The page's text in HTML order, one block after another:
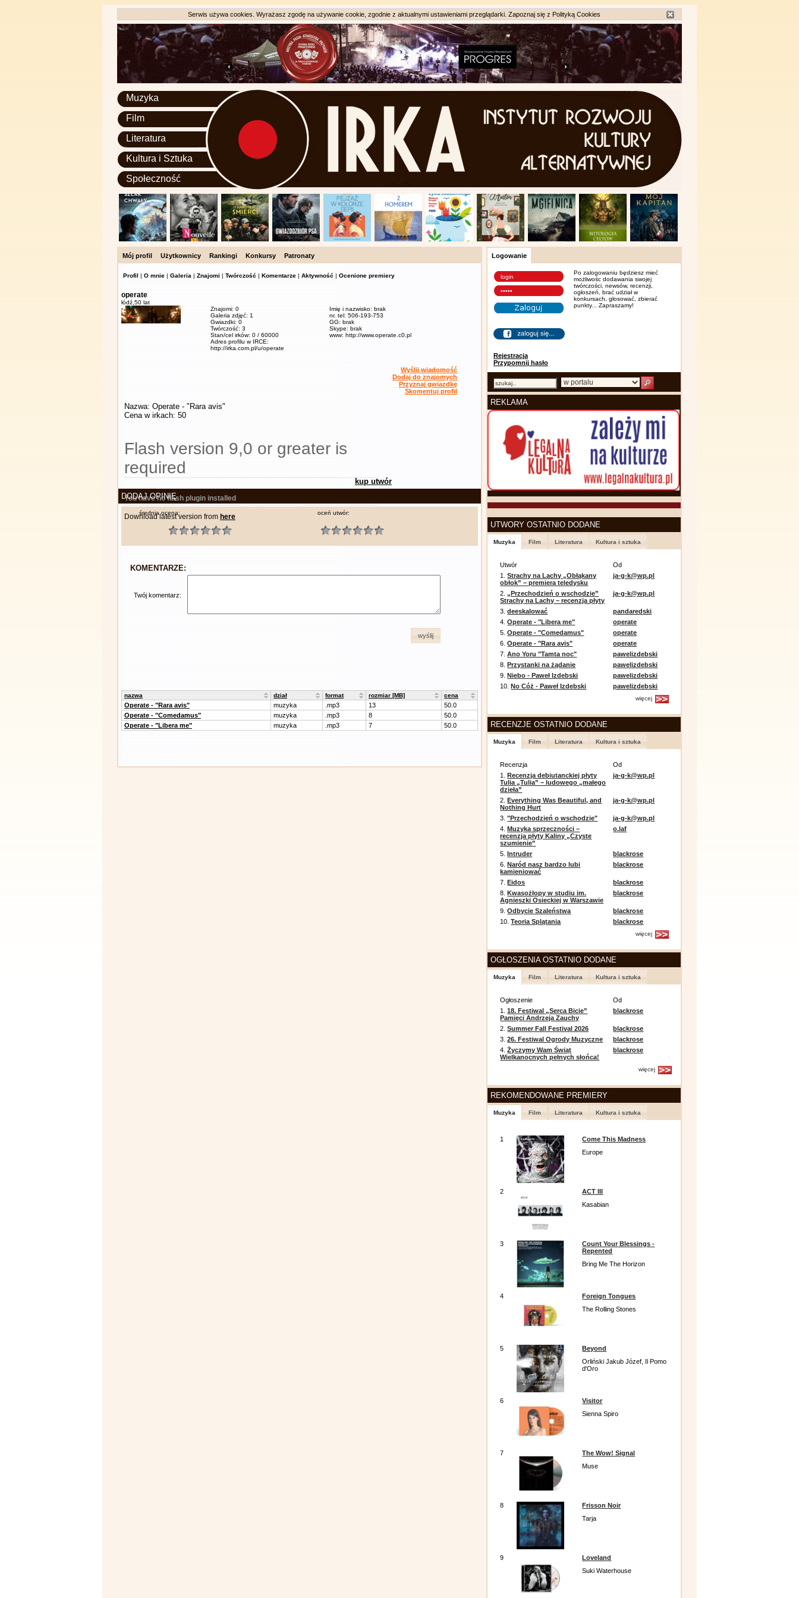
Serwis używa cookies. Wyrażasz zgodę na używanie cookie, zgodnie z aktualnymi ustawieniami przeglądarki. Zapoznaj się z Polityką Cookies
Muzyka
Film
Literatura
Kultura i Sztuka
Społeczność
Mój profil Użytkownicy Rankingi Konkursy Patronaty
Profil | O mnie | Galeria | Znajomi | Twórczość | Komentarze | Aktywność | Ocenione premiery
operate
łódź, 50 lat
Znajomi: 0
Galeria zdjęć: 1
Gwiazdki: 0
Twórczość: 3
Stan/cel irków: 0 / 60000
Adres profilu w IRCE:
http://irka.com.pl/u/operate
Imię i nazwisko: brak
nr. tel: 506-193-753
GG: brak
Skype: brak
www: http://www.operate.c0.pl
Wyślij wiadomość
Dodaj do znajomych
Przyznaj gwiazdkę
Skomentuj profil
Nazwa: Operate - "Rara avis"
Cena w irkach: 50
Flash version 9,0 or greater is
required
You have no flash plugin installed
Download latest version from here
kup utwór
DODAJ OPINIĘ
średnia ocena: oceń utwór:
KOMENTARZE:
Twój komentarz:
wyślij
nazwa dział format rozmiar [MB] cena
Operate - "Rara avis" muzyka .mp3 13
50.0
Operate - "Comedamus"
muzyka .mp3 8
50.0
Operate - "Libera me"
muzyka .mp3 7 50.0
Logowanie
Rejestracja
Przypomnij hasło
Po zalogowaniu będziesz mieć
możliwośc dodawania swojej
twórczości, newsów, recenzji,
ogłoszeń, brać udział w
konkursach, głosować, zbierać
punkty... Zapraszamy!
REKLAMA
UTWORY OSTATNIO DODANE
Muzyka Film Literatura Kultura i sztuka
Utwór
Od
1.Strachy na Lachy „Obłąkany
obłok” – premiera teledysku
ja-g-k@wp.pl
2.„Przechodzień o wschodzie”
Strachy na Lachy – recenzja płyty
ja-g-k@wp.pl
3.deeskalować
pandaredski
4.Operate - "Libera me"
operate
5.Operate - "Comedamus"
operate
6.Operate - "Rara avis"
operate
7.Ano Yoru "Tamta noc"
pawelizdebski
8.Przystanki na żądanie
pawelizdebski
9.Niebo - Paweł Izdebski
pawelizdebski
10.No Cóż - Paweł Izdebski pawelizdebski
więcej
RECENZJE OSTATNIO DODANE
Muzyka Film Literatura Kultura i sztuka
Recenzja
Od
1.Recenzja debiutanckiej płyty
Tulia „Tulia” – ludowego „małego
dzieła”
ja-g-k@wp.pl
2.Everything Was Beautiful, and
Nothing Hurt
ja-g-k@wp.pl
3."Przechodzień o wschodzie"
ja-g-k@wp.pl
4.Muzyka sprzeczności –
recenzja płyty Kaliny „Czyste
szumienie”
o.laf
5.Intruder
blackrose
6.Naród nasz bardzo lubi
kamieniować
blackrose
7.Eidos
blackrose
8.Kwasożłopy w studiu im.
Agnieszki Osieckiej w Warszawie
blackrose
9.Odbycie Szaleństwa
blackrose
10.Teoria Splątania blackrose
więcej
OGŁOSZENIA OSTATNIO DODANE
Muzyka Film Literatura Kultura i sztuka
Ogłoszenie
Od
1.18. Festiwal „Serca Bicie”
Pamięci Andrzeja Zauchy
blackrose
2.Summer Fall Festival 2026
blackrose
3.26. Festiwal Ogrody Muzyczne
blackrose
4.Życzymy Wam Świąt
Wielkanocnych pełnych słońca!
blackrose
więcej
REKOMENDOWANE PREMIERY
Muzyka Film Literatura Kultura i sztuka
1
Come This Madness
Europe
2
ACT III
Kasabian
3
Count Your Blessings -
Repented
Bring Me The Horizon
4
Foreign Tongues
The Rolling Stones
5
Beyond
Orliński Jakub Józef, Il Pomo
d'Oro
6
Visitor
Sienna Spiro
7
The Wow! Signal
Muse
8
Frisson Noir
Tarja
9
Loveland
Suki Waterhouse